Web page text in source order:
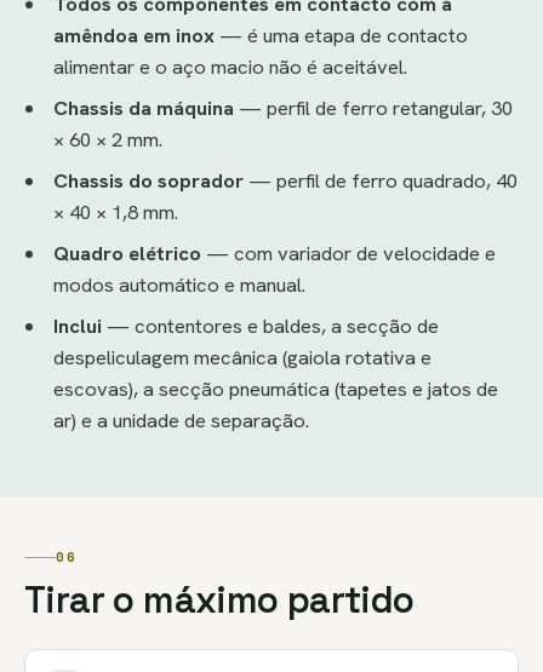
amêndoa em inox— é uma etapa de contacto
alimentar e o aço macio não é aceitável.
Chassis da máquina — perfil de ferro retangular, 30
× 60 × 2 mm.
Chassis do soprador— perfil de ferro quadrado, 40
× 40 × 1,8 mm.
Quadro elétrico — com variador de velocidade e
modos automático e manual.
Inclui — contentores e baldes, a secção de
despeliculagem mecânica (gaiola rotativa e
escovas), a secção pneumática (tapetes e jatos de
ar) e a unidade de separação.
06
Tirar o máximo partido